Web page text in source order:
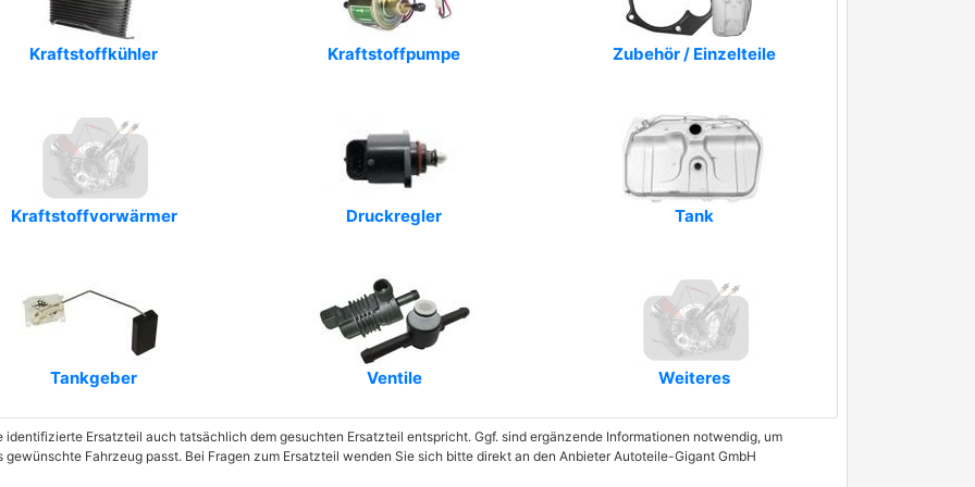
Art.-Nr.: 83.6009
Art.-Nr.: T492047
Art.-Nr.: 530423
Art.-Nr.: SC1204
Art.-Nr.: 470027
Kraftstoffkühler Kraftstoffpumpe Zubehör / Einzelteile
Kraftstoffvorwärmer Druckregler Tank
Tankgeber Ventile Weiteres
Ersatzteil auch tatsächlich dem gesuchten Ersatzteil entspricht. Ggf. sind ergänzende Informationen notwendig, um
Fahrzeug passt. Bei Fragen zum Ersatzteil wenden Sie sich bitte direkt an den Anbieter Autoteile-Gigant GmbH